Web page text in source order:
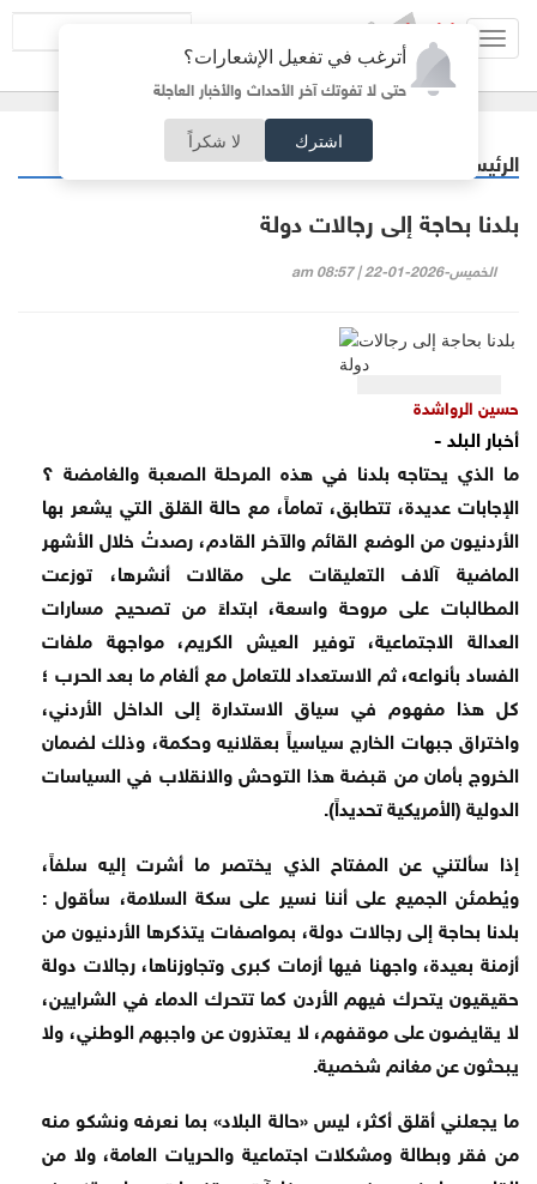
أترغب في تفعيل الإشعارات؟
حتى لا تفوتك آخر الأحداث والأخبار العاجلة
اشترك لا شكراً
الرئيسية مقالات مختارة
‏بلدنا بحاجة إلى رجالات دولة
الخميس-2026-01-22 | 08:57 am
حسين الرواشدة
أخبار البلد -
‏ما الذي يحتاجه بلدنا في هذه المرحلة الصعبة والغامضة ؟
الإجابات عديدة، تتطابق، تماماً، مع حالة القلق التي يشعر بها
الأردنيون من الوضع القائم والآخر القادم، رصدتُ خلال الأشهر
الماضية آلاف التعليقات على مقالات أنشرها، توزعت
المطالبات على مروحة واسعة، ابتداءً من تصحيح مسارات
العدالة الاجتماعية، توفير العيش الكريم، مواجهة ملفات
الفساد بأنواعه، ثم الاستعداد للتعامل مع ألغام ما بعد الحرب ؛
كل هذا مفهوم في سياق الاستدارة إلى الداخل الأردني،
واختراق جبهات الخارج سياسياً بعقلانيه وحكمة، وذلك لضمان
الخروج بأمان من قبضة هذا التوحش والانقلاب في السياسات
الدولية (الأمريكية تحديداً).
‏إذا سألتني عن المفتاح الذي يختصر ما أشرت إليه سلفاً،
ويُطمئن الجميع على أننا نسير على سكة السلامة، سأقول :
بلدنا بحاجة إلى رجالات دولة، بمواصفات يتذكرها الأردنيون من
أزمنة بعيدة، واجهنا فيها أزمات كبرى وتجاوزناها، رجالات دولة
حقيقيون يتحرك فيهم الأردن كما تتحرك الدماء في الشرايين،
لا يقايضون على موقفهم، لا يعتذرون عن واجبهم الوطني، ولا
يبحثون عن مغانم شخصية.
‏ما يجعلني أقلق أكثر، ليس «حالة البلاد» بما نعرفه ونشكو منه
من فقر وبطالة ومشكلات اجتماعية والحريات العامة، ولا من